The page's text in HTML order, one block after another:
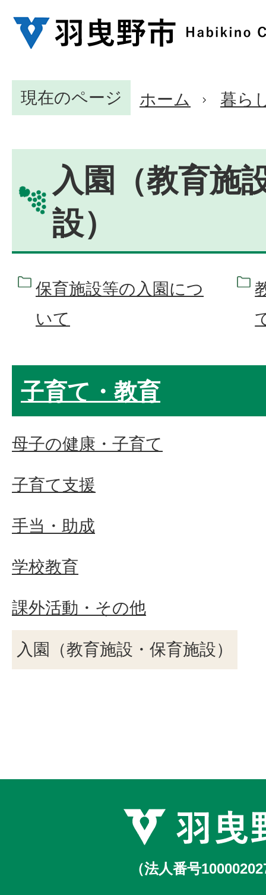
現在のページ ホーム 暮ら
入園（教育施
設）
保育施設等の入園につ
いて
子育て・教育
母子の健康・子育て
子育て支援
手当・助成
学校教育
課外活動・その他
入園（教育施設・保育施設）
（法人番号